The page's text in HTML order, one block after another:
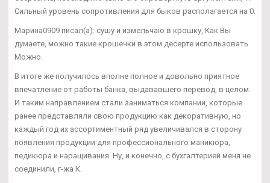
Сильный уровень сопротивления для быков располагается на 0.
Марина0909 писал(а): сушу и измельчаю в крошку, Как Вы
думаете, можно такие крошечки в этом десерте использовать
Можно.
В итоге же получилось вполне полное и довольно приятное
впечатление от работы банка, выдававшего перевод, в целом.
И таким направлением стали заниматься компании, которые
ранее представляли свою продукцию как декоративную, но
каждый год их ассортиментный ряд увеличивался в сторону
появления продукции для профессионального маникюра,
педикюра и наращивания. Ну, и конечно, с бухгалтерией меня не
соединили, г-жа К.